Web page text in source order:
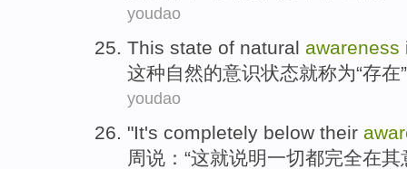
youdao
This state of natural awareness
这种自然的意识状态就称为“存在
youdao
"It's completely below their
周说 ：“这就说明一切都完全在其